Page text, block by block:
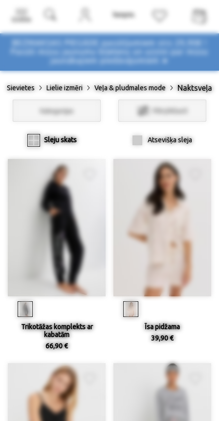
BEZMAKSAS PIEGĀDE pasūtījumiem virs 29,90€ !
Pasūti mūsu jaunumu biļetenu un uzzini par mūsu
Sievietes Lielie izmēri Veļa & pludmales mode Naktsveļa
Kategorijas Filtri/Atlasīt
Sleju skats Atsevišķa sleja
Trikotāžas komplekts ar
kabatām
66,90 €
Īsa pidžama
39,90 €